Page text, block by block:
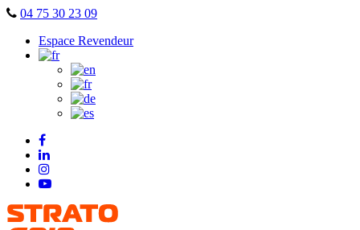
Skip
content
04 75 30 23 09
Espace Revendeur